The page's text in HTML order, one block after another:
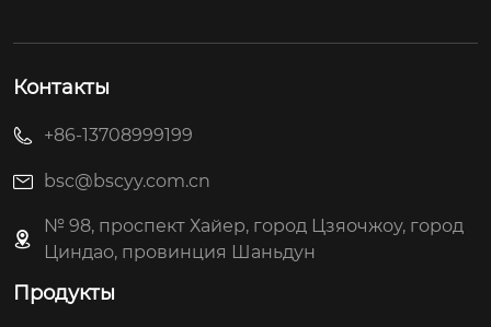
Контакты
+86-13708999199
bsc@bscyy.com.cn
№ 98, проспект Хайер, город Цзяочжоу, город
Циндао, провинция Шаньдун
Продукты